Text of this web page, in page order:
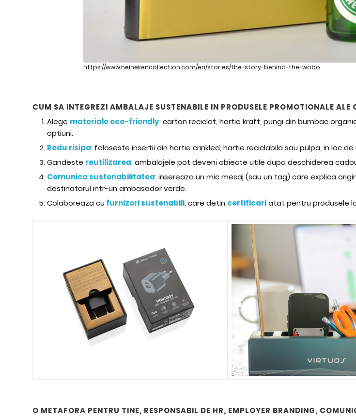
https://www.heinekencollection.com/en/stories/the-story-behind-the-wobo
CUM SA INTEGREZI AMBALAJE SUSTENABILE IN PRODUSELE PROMOTIONALE ALE
Alege materiale eco-friendly: carton reciclat, hartie kraft, pungi din bumbac
optiuni.
Redu risipa: foloseste insertii din hartie crinkled, hartie reciclabila sau pulpa, in loc
Gandeste reutilizarea: ambalajele pot deveni obiecte utile dupa deschiderea
Comunica sustenabilitatea: insereaza un mic mesaj (sau un tag) care explica
destinatarul intr-un ambasador verde.
Colaboreaza cu furnizori sustenabili, care detin certificariatat pentru produsele
O METAFORA PENTRU TINE, RESPONSABIL DE HR, EMPLOYER BRANDING,